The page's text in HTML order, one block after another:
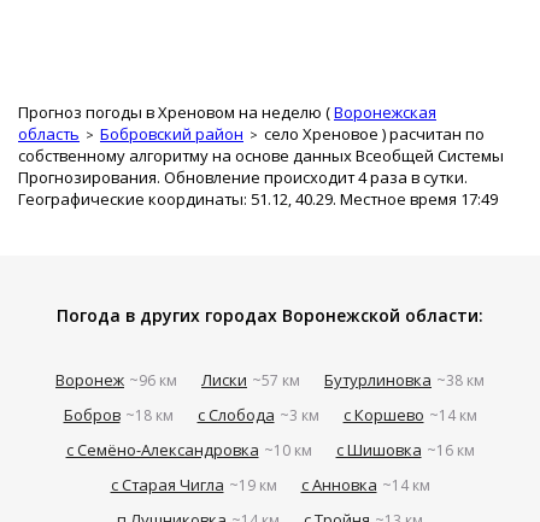
Прогноз погоды в Хреновом на неделю (Воронежская
область
Бобровский район село Хреновое ) расчитан по
собственному алгоритму на основе данных Всеобщей Системы
Прогнозирования. Обновление происходит 4 раза в сутки.
Географические координаты: 51.12, 40.29. Местное время 17:49
Погода в других городах Воронежской области:
Воронеж ~96 км Лиски ~57 км Бутурлиновка ~38 км
Бобров ~18 км с Слобода ~3 км с Коршево ~14 км
с Семёно-Александровка ~10 км с Шишовка ~16 км
с Старая Чигла ~19 км с Анновка ~14 км